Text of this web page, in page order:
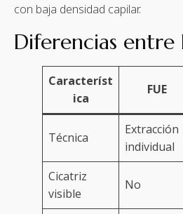
con baja densidad capilar.
Diferencias entre
Característ
ica
FUE
Técnica
Extracción
individual
Cicatriz
visible
No